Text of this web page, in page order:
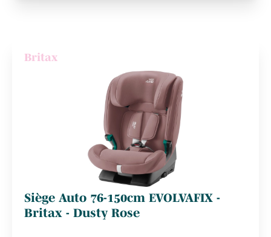
Britax
Siège Auto 76-150cm EVOLVAFIX -
Britax - Dusty Rose